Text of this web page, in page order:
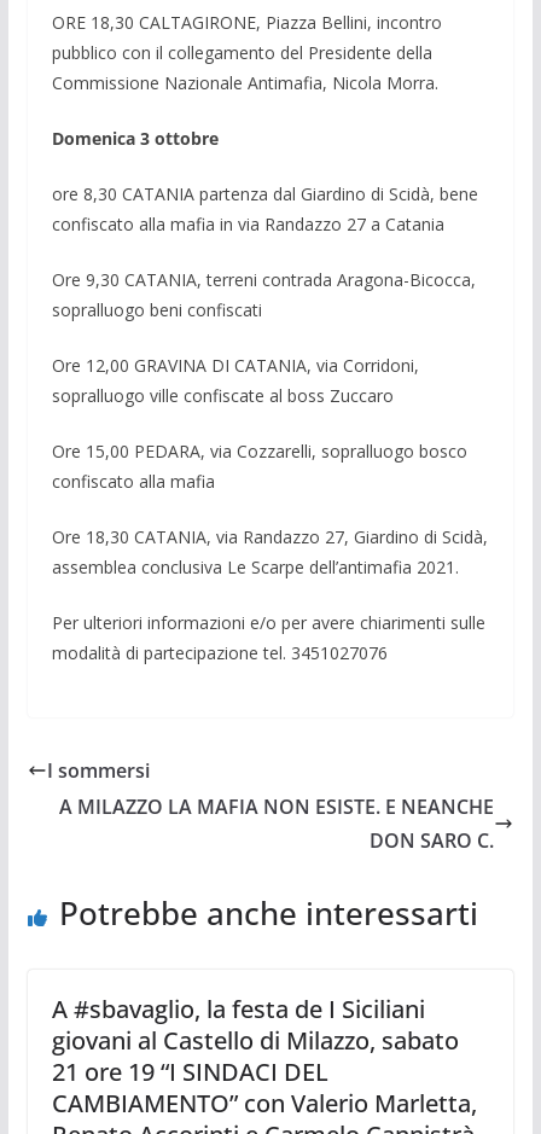
ORE 18,30 CALTAGIRONE, Piazza Bellini, incontro
pubblico con il collegamento del Presidente della
Commissione Nazionale Antimafia, Nicola Morra.
Domenica 3 ottobre
ore 8,30 CATANIA partenza dal Giardino di Scidà, bene
confiscato alla mafia in via Randazzo 27 a Catania
Ore 9,30 CATANIA, terreni contrada Aragona-Bicocca,
sopralluogo beni confiscati
Ore 12,00 GRAVINA DI CATANIA, via Corridoni,
sopralluogo ville confiscate al boss Zuccaro
Ore 15,00 PEDARA, via Cozzarelli, sopralluogo bosco
confiscato alla mafia
Ore 18,30 CATANIA, via Randazzo 27, Giardino di Scidà,
assemblea conclusiva Le Scarpe dell’antimafia 2021.
Per ulteriori informazioni e/o per avere chiarimenti sulle
modalità di partecipazione tel. 3451027076
I sommersi
A MILAZZO LA MAFIA NON ESISTE. E NEANCHE
DON SARO C.
Potrebbe anche interessarti
A #sbavaglio, la festa de I Siciliani
giovani al Castello di Milazzo, sabato
21 ore 19 “I SINDACI DEL
CAMBIAMENTO” con Valerio Marletta,